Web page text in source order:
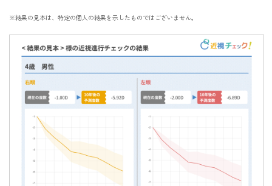
※結果の見本は、特定の個人の結果を示したものではございません。